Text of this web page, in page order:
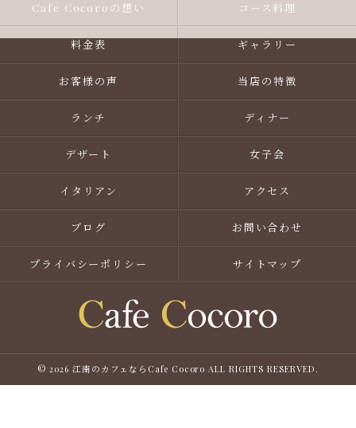
Cafe Cocoroの想い コース料理
料金表 ギャラリー
お客様の声 当店の特徴
ランチ ディナー
デザート 女子会
イタリアン アクセス
ブログ お問い合わせ
プライバシーポリシー サイトマップ
© 2026 江南のカフェならCafe Cocoro ALL RIGHTS RESERVED.